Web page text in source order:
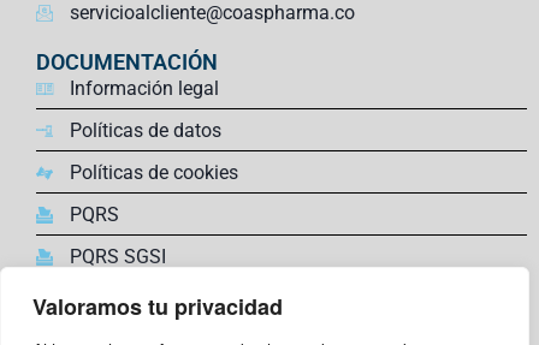
Valoramos tu privacidad
servicioalcliente@coaspharma.co
DOCUMENTACIÓN
Información legal
Políticas de datos
Políticas de cookies
PQRS
PQRS SGSI
ENLACES DE INTERÉS